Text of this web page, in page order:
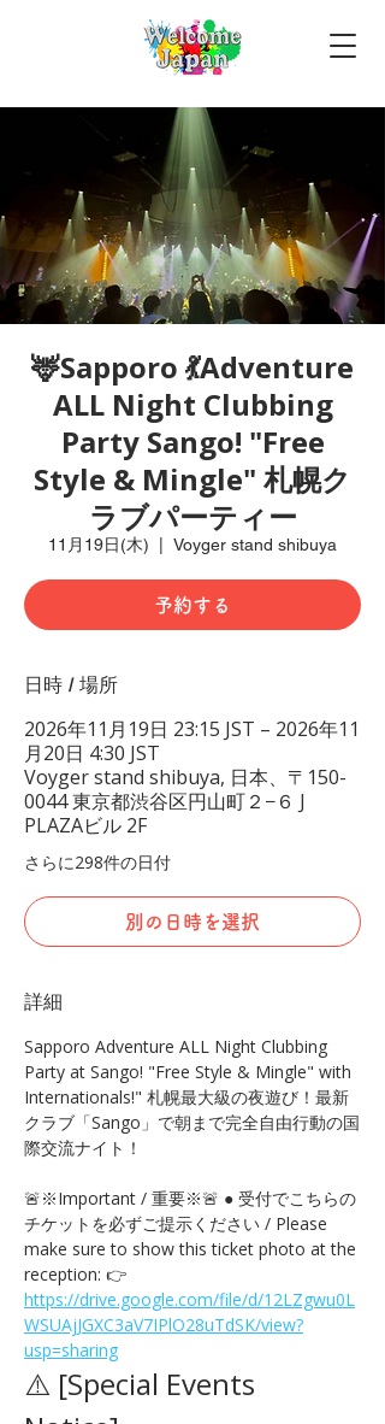
🦌Sapporo 💃Adventure
ALL Night Clubbing
Party Sango! "Free
Style & Mingle" 札幌ク
ラブパーティー
11月19日(木) Voyger stand shibuya
予約する
日時 / 場所
2026年11月19日 23:15 JST – 2026年11
月20日 4:30 JST
Voyger stand shibuya, 日本、〒150-
0044 東京都渋谷区円山町２−６ J
PLAZAビル 2F
さらに298件の日付
別の日時を選択
詳細
Sapporo Adventure ALL Night Clubbing
Party at Sango! "Free Style & Mingle" with
Internationals!" 札幌最大級の夜遊び！最新
クラブ「Sango」で朝まで完全自由行動の国
際交流ナイト！
🚨※Important / 重要※🚨 ● 受付でこちらの
チケットを必ずご提示ください / Please
make sure to show this ticket photo at the
reception: 👉
https://drive.google.com/file/d/12LZgwu0L
WSUAjJGXC3aV7IPlO28uTdSK/view?
usp=sharing
⚠️ [Special Events